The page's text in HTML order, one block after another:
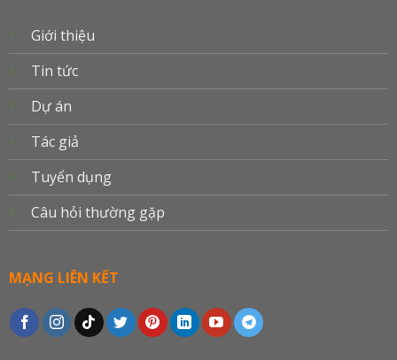
Giới thiệu
Tin tức
Dự án
Tác giả
Tuyển dụng
Câu hỏi thường gặp
MẠNG LIÊN KẾT